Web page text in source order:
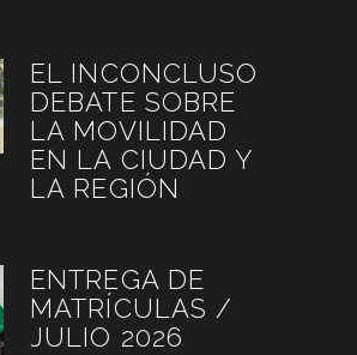
EL INCONCLUSO
DEBATE SOBRE
LA MOVILIDAD
EN LA CIUDAD Y
LA REGIÓN
ENTREGA DE
MATRÍCULAS /
JULIO 2026